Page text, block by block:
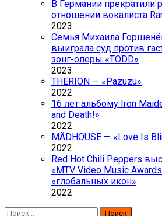
В Германии прекратили
отношении вокалиста
2023
Семья Михаила
выиграла суд против
зонг-оперы «TODD»
2023
THERION — «Pazuzu»
2022
16 лет альбому Iron
and Death!»
2022
MÄDHOUSE — «Love Is
2022
Red Hot Chili Peppers
«MTV Video Music
«глобальных икон»
2022
Найти: